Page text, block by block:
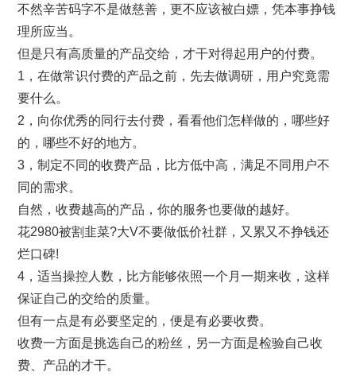
不然辛苦码字不是做慈善，更不应该被白嫖，凭本事挣钱
理所应当。
但是只有高质量的产品交给，才干对得起用户的付费。
1，在做常识付费的产品之前，先去做调研，用户究竟需
要什么。
2，向你优秀的同行去付费，看看他们怎样做的，哪些好
的，哪些不好的地方。
3，制定不同的收费产品，比方低中高，满足不同用户不
同的需求。
自然，收费越高的产品，你的服务也要做的越好。
花2980被割韭菜?大V不要做低价社群，又累又不挣钱还
烂口碑!
4，适当操控人数，比方能够依照一个月一期来收，这样
保证自己的交给的质量。
但有一点是有必要坚定的，便是有必要收费。
收费一方面是挑选自己的粉丝，另一方面是检验自己收
费、产品的才干。